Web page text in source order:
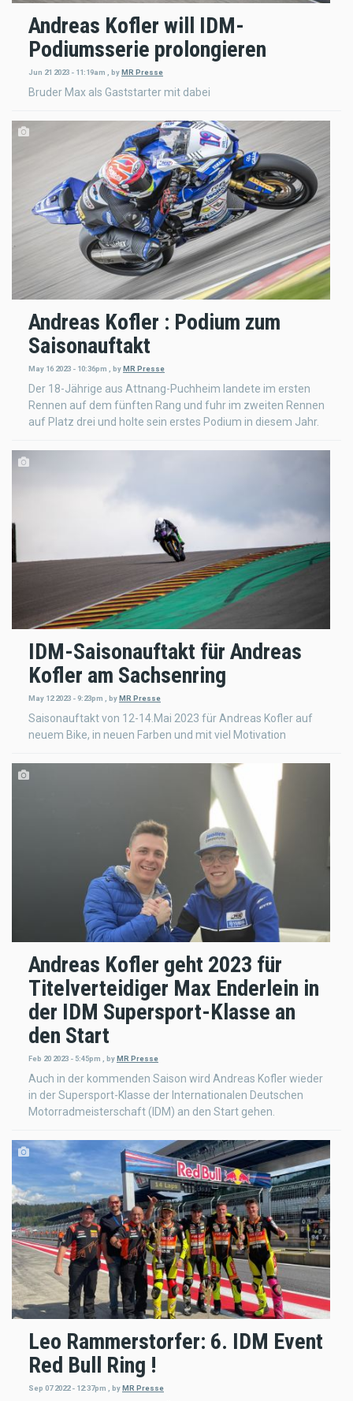
Andreas Kofler will IDM-
Podiumsserie prolongieren
Jun 21 2023 - 11:19am byMR Presse
Bruder Max als Gaststarter mit dabei
Andreas Kofler : Podium zum
Saisonauftakt
May 16 2023 - 10:36pm byMR Presse
Der 18-Jährige aus Attnang-Puchheim landete im ersten
Rennen auf dem fünften Rang und fuhr im zweiten Rennen
auf Platz drei und holte sein erstes Podium in diesem Jahr.
IDM-Saisonauftakt für Andreas
Kofler am Sachsenring
May 12 2023 - 9:23pm , byMR Presse
Saisonauftakt von 12-14.Mai 2023 für Andreas Kofler auf
neuem Bike, in neuen Farben und mit viel Motivation
Andreas Kofler geht 2023 für
Titelverteidiger Max Enderlein in
der IDM Supersport-Klasse an
den Start
Feb 20 2023 - 5:45pm , byMR Presse
Auch in der kommenden Saison wird Andreas Kofler wieder
in der Supersport-Klasse der Internationalen Deutschen
Motorradmeisterschaft (IDM) an den Start gehen.
Leo Rammerstorfer: 6. IDM Event
Red Bull Ring !
Sep 07 2022 - 12:37pm , by MR Presse